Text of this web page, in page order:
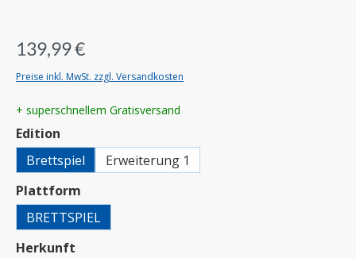
139,99 €
Preise inkl. MwSt. zzgl. Versandkosten
+ superschnellem Gratisversand
Edition
Brettspiel
Erweiterung 1
Plattform
BRETTSPIEL
Herkunft